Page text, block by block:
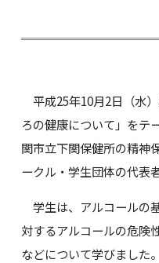
平成25年10月2日（水
ろの健康について」をテ
関市立下関保健所の精神
ークル・学生団体の代表
学生は、アルコールの
対するアルコールの危険
などについて学びました